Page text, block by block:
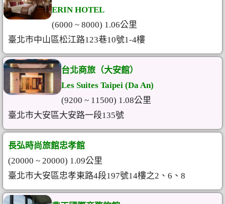
ERIN HOTEL
(6000 ~ 8000) 1.06公里
臺北市中山區松江路123巷10號1-4樓
台北商旅（大安館）
Les Suites Taipei (Da An)
(9200 ~ 11500) 1.08公里
臺北市大安區大安路一段135號
長弘時尚旅館忠孝館
(20000 ~ 20000) 1.09公里
臺北市大安區忠孝東路4段197號14樓之2、6、8